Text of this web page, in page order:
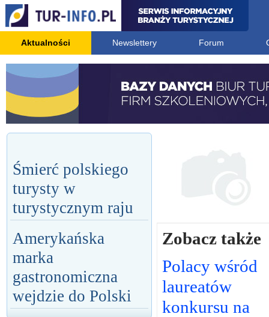
Aktualności Newslettery Forum
Śmierć polskiego
turysty w
turystycznym raju
Amerykańska
marka
gastronomiczna
wejdzie do Polski
Zobacz także
Polacy wśród
laureatów
konkursu na